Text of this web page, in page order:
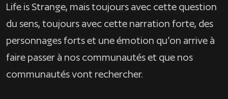
Life is Strange, mais toujours avec cette question
du sens, toujours avec cette narration forte, des
personnages forts et une émotion qu’on arrive à
faire passer à nos communautés et que nos
communautés vont rechercher.